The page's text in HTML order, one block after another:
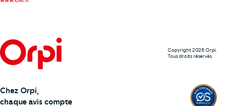
Copyright 2026 Orpi.
Tous droits réservés.
Chez Orpi,
chaque avis compte